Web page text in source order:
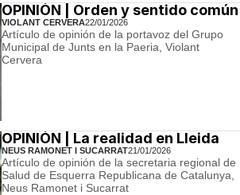
OPINIÓN | Orden y sentido común
VIOLANT CERVERA22/01/2026
Artículo de opinión de la portavoz del Grupo
Municipal de Junts en la Paeria, Violant
Cervera
OPINIÓN | La realidad en Lleida
NEUS RAMONET I SUCARRAT21/01/2026
Artículo de opinión de la secretaria regional de
Salud de Esquerra Republicana de Catalunya,
Neus Ramonet i Sucarrat